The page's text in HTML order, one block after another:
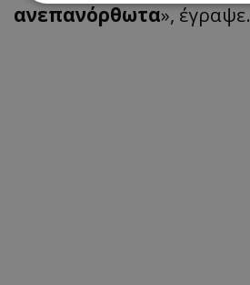
ανεπανόρθωτα», έγραψε.